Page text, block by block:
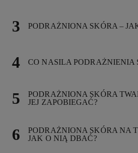
PODRAŻNIONA SKÓRA –
CO NASILA PODRAŻNIENIA
PODRAŻNIONA SKÓRA
JEJ ZAPOBIEGAĆ?
PODRAŻNIONA SKÓRA NA
JAK O NIĄ DBAĆ?